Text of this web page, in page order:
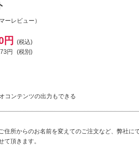
ーレビュー）
円
(税込)
円
(税別)
コンテンツの出力もできる
住所からのお名前を変えてのご注文など、弊社に
て頂きます。